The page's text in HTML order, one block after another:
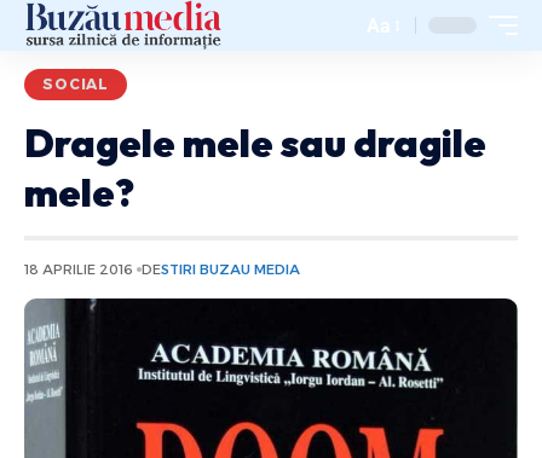
Aa
SOCIAL
Dragele mele sau dragile
mele?
18 APRILIE 2016 DESTIRI BUZAU MEDIA